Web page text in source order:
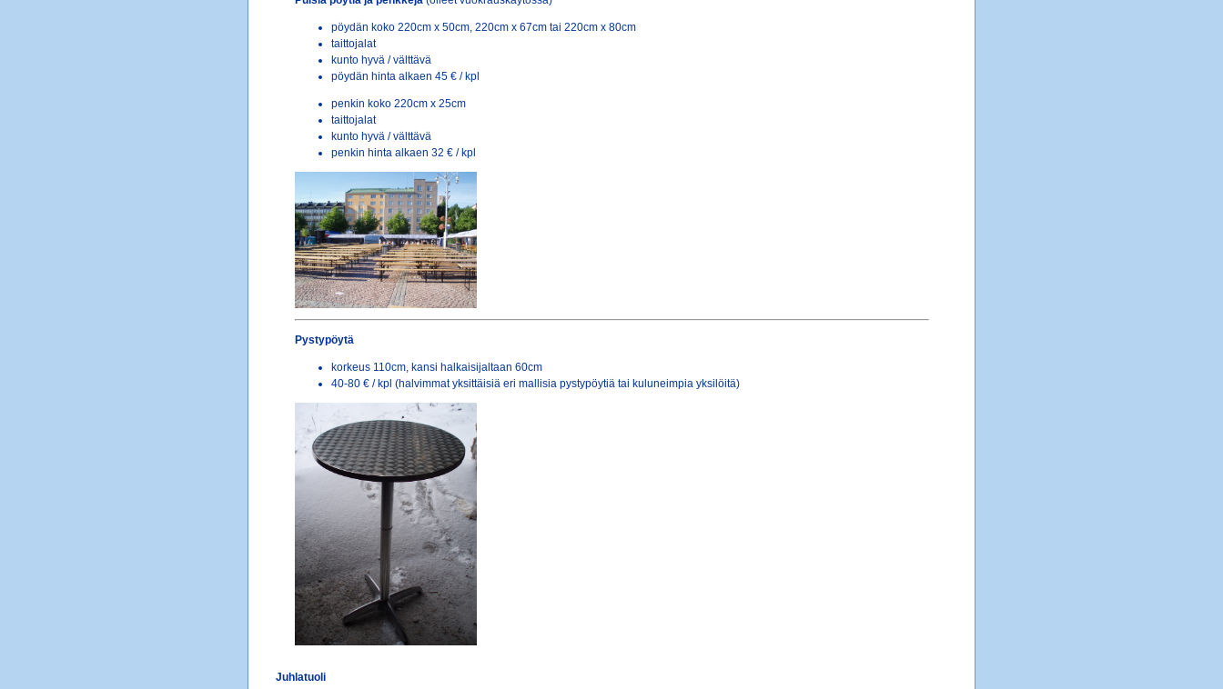
pöydän koko 220cm x 50cm, 220cm x 67cm tai 220cm x 80cm
taittojalat
kunto hyvä / välttävä
pöydän hinta alkaen 45 € / kpl
penkin koko 220cm x 25cm
taittojalat
kunto hyvä / välttävä
penkin hinta alkaen 32 € / kpl
Pystypöytä
korkeus 110cm, kansi halkaisijaltaan 60cm
40-80 € / kpl (halvimmat yksittäisiä eri mallisia pystypöytiä tai kuluneimpia yksilöitä)
Juhlatuoli